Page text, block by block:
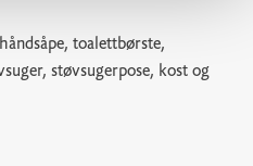
toalettbørste,
støvsugerpose, kost og